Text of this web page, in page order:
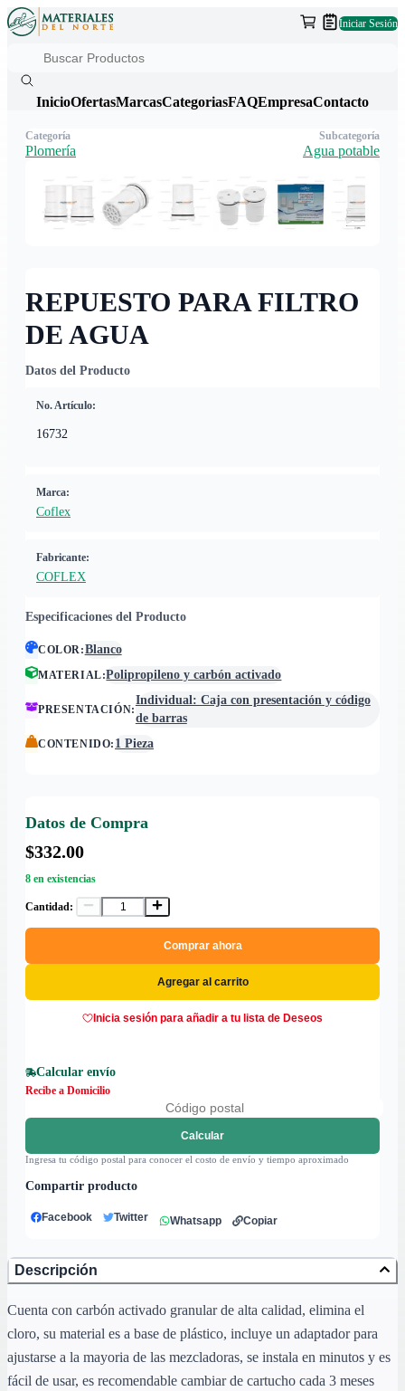
Iniciar Sesión
InicioOfertasMarcasCategoriasFAQEmpresaContacto
REPUESTO PARA FILTRO
DE AGUA
Datos del Producto
No. Artículo:
16732
Marca:
Coflex
Fabricante:
COFLEX
Especificaciones del Producto
COLOR:Blanco
MATERIAL:Polipropileno y carbón activado
PRESENTACIÓN:
Individual: Caja con presentación y código
de barras
CONTENIDO: 1 Pieza
Datos de Compra
$332.00
8 en existencias
Cantidad:
Comprar ahora
Agregar al carrito
Inicia sesión para añadir a tu lista de Deseos
Calcular envío
Recibe a Domicilio
Calcular
Ingresa tu código postal para conocer el costo de envío y tiempo aproximado
Compartir producto
Facebook Twitter Whatsapp Copiar
Categoría
Plomería
Subcategoría
Agua potable
Descripción
Cuenta con carbón activado granular de alta calidad, elimina el
cloro, su material es a base de plástico, incluye un adaptador para
ajustarse a la mayoria de las mezcladoras, se instala en minutos y es
fácil de usar, es recomendable cambiar de cartucho cada 3 meses